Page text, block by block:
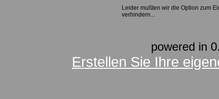
Leider mußten wir die Option zum
verhindern...
powered in
Erstellen Sie Ihre